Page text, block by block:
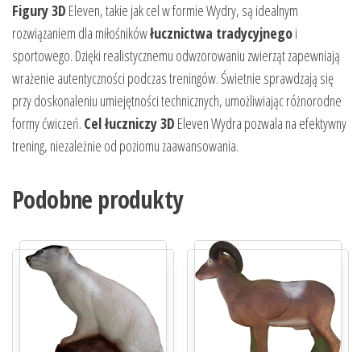
Figury 3D Eleven, takie jak cel w formie Wydry, są idealnym
rozwiązaniem dla miłośnikówłucznictwa tradycyjnegoi
sportowego. Dzięki realistycznemu odwzorowaniu zwierząt zapewniają
wrażenie autentyczności podczas treningów. Świetnie sprawdzają się
przy doskonaleniu umiejętności technicznych, umożliwiając różnorodne
formy ćwiczeń. Cel łuczniczy 3D Eleven Wydra pozwala na efektywny
trening, niezależnie od poziomu zaawansowania.
Podobne produkty